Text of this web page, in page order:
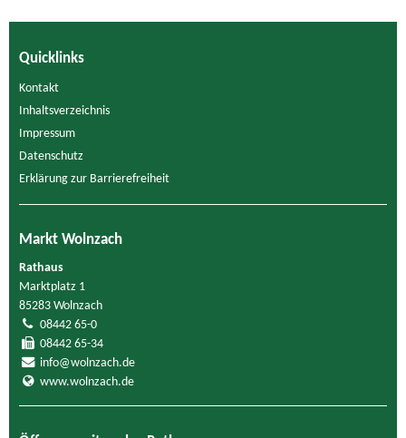
Quicklinks
Kontakt
Inhaltsverzeichnis
Impressum
Datenschutz
Erklärung zur Barrierefreiheit
Markt Wolnzach
Rathaus
Marktplatz 1
85283 Wolnzach
08442 65-0
08442 65-34
info@wolnzach.de
www.wolnzach.de